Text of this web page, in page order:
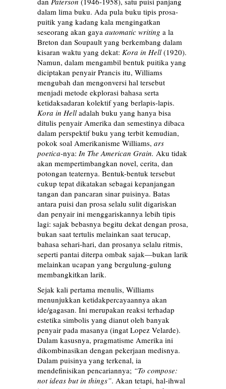
dalam lima buku. Ada pula buku tipis prosa-
puitik yang kadang kala mengingatkan
seseorang akan gaya automatic writing a la
Breton dan Soupault yang berkembang dalam
kisaran waktu yang dekat: Kora in Hell (1920).
Namun, dalam mengambil bentuk puitika yang
diciptakan penyair Prancis itu, Williams
mengubah dan mengonversi hal tersebut
menjadi metode ekplorasi bahasa serta
ketidaksadaran kolektif yang berlapis-lapis.
Kora in Hell adalah buku yang hanya bisa
ditulis penyair Amerika dan semestinya dibaca
dalam perspektif buku yang terbit kemudian,
pokok soal Amerikanisme Williams, ars
poetica-nya: In The American Grain. Aku tidak
akan mempertimbangkan novel, cerita, dan
potongan teaternya. Bentuk-bentuk tersebut
cukup tepat dikatakan sebagai kepanjangan
tangan dan pancaran sinar puisinya. Batas
antara puisi dan prosa selalu sulit digariskan
dan penyair ini menggariskannya lebih tipis
lagi: sajak bebasnya begitu dekat dengan prosa,
bukan saat tertulis melainkan saat terucap,
bahasa sehari-hari, dan prosanya selalu ritmis,
seperti pantai diterpa ombak sajak—bukan larik
melainkan ucapan yang bergulung-gulung
membangkitkan larik.
Sejak kali pertama menulis, Williams
menunjukkan ketidakpercayaannya akan
ide/gagasan. Ini merupakan reaksi terhadap
estetika simbolis yang dianut oleh banyak
penyair pada masanya (ingat Lopez Velarde).
Dalam kasusnya, pragmatisme Amerika ini
dikombinasikan dengan pekerjaan medisnya.
Dalam puisinya yang terkenal, ia
mendefinisikan pencariannya; “To compose:
not ideas but in things”. Akan tetapi, hal-ihwal